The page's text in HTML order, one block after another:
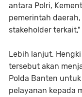
antara Polri,
pemerintah
stakeholder
Lebih lanjut,
tersebut akan
Polda Banten
pelayanan kepada